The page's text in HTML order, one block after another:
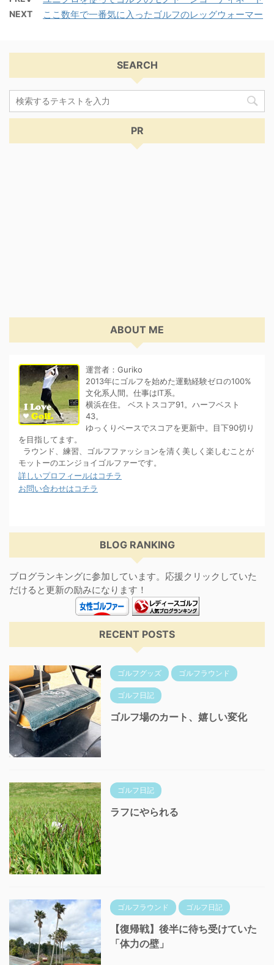
NEXT ここ数年で一番気に入ったゴルフのレッグウォーマー
SEARCH
PR
ABOUT ME
運営者：Guriko
2013年にゴルフを始めた運動経験ゼロの100%
文化系人間。仕事はIT系。
横浜在住。 ベストスコア91。ハーフベスト
43。
ゆっくりペースでスコアを更新中。目下90切り
を目指してます。
ラウンド、練習、ゴルフファッションを清く美しく楽しむことが
モットーのエンジョイゴルファーです。
詳しいプロフィールはコチラ
お問い合わせはコチラ
BLOG RANKING
ブログランキングに参加しています。応援クリックしていた
だけると更新の励みになります！
RECENT POSTS
ゴルフグッズ ゴルフラウンド
ゴルフ日記
ゴルフ場のカート、嬉しい変化
ゴルフ日記
ラフにやられる
ゴルフラウンド ゴルフ日記
【復帰戦】後半に待ち受けていた
「体力の壁」